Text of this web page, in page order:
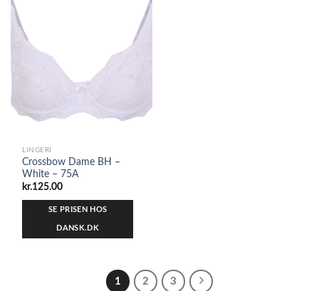
LINGERI
Crossbow Dame BH –
White – 75A
kr.125.00
SE PRISEN HOS
DANSK.DK
1 2 3